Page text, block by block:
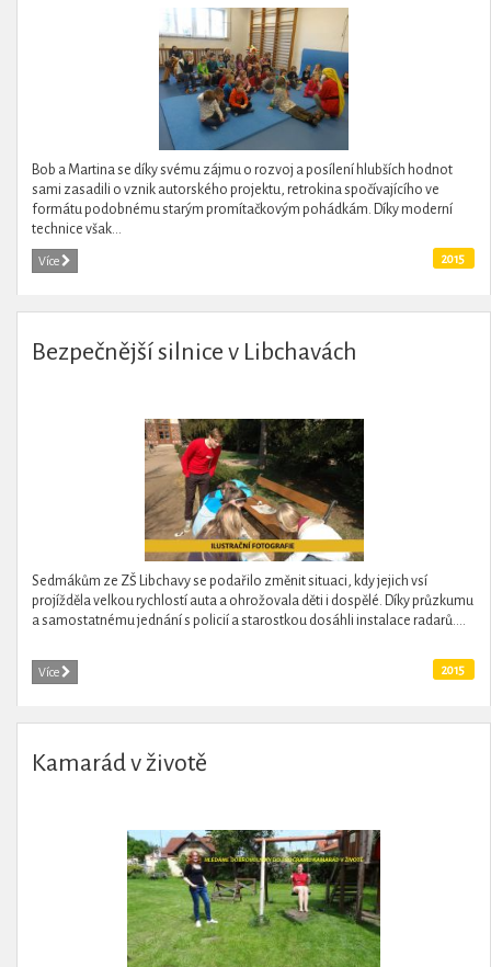
Bob a Martina se díky svému zájmu o rozvoj a posílení hlubších hodnot
sami zasadili o vznik autorského projektu, retrokina spočívajícího ve
formátu podobnému starým promítačkovým pohádkám. Díky moderní
technice však...
Více 2015
Bezpečnější silnice v Libchavách
Sedmákům ze ZŠ Libchavy se podařilo změnit situaci, kdy jejich vsí
projížděla velkou rychlostí auta a ohrožovala děti i dospělé. Díky průzkumu
a samostatnému jednání s policií a starostkou dosáhli instalace radarů....
Více 2015
Kamarád v životě